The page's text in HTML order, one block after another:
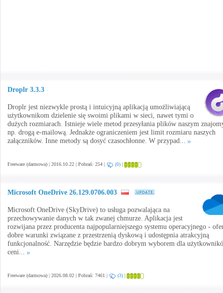
Droplr 3.3.3
Droplr jest niezwykle prostą i intuicyjną aplikacją umożliwiającą
użytkownikom dzielenie się swoimi plikami w sieci, nawet tymi o
dużych rozmiarach. Istnieje wiele metod przesyłania plików naszym
np. drogą e-mailową. Jednakże ograniczeniem jest limit rozmiaru naszych
załączników. Inne metody są dosyć czasochłonne. W przypad...
Freeware (darmowa) | 2016.10.22 | Pobrań: 254 | (0) |
Microsoft OneDrive 26.129.0706.003
Microsoft OneDrive (SkyDrive) to usługa pozwalająca na
przechowywanie danych w tak zwanej chmurze. Aplikacja jest
rozwijana przez producenta najpopularniejszego systemu operacyjnego -
dobre warunki związane z przestrzenią dyskową i udostępnia atrakcyjną
funkcjonalność. Narzędzie będzie bardzo dobrym wyborem dla
ceni...
Freeware (darmowa) | 2026.08.02 | Pobrań: 7461 | (3) |